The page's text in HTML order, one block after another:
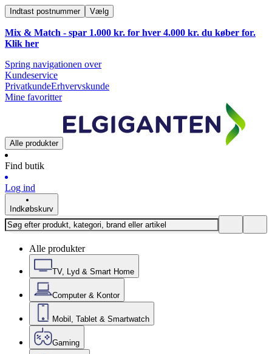
Indtast postnummer Vælg
Mix & Match - spar 1.000 kr. for hver 4.000 kr. du køber for.
Klik her
Spring navigationen over
Kundeservice
PrivatkundeErhvervskunde
Mine favoritter
Alle produkter
Find butik
Log ind
Indkøbskurv
Alle produkter
TV, Lyd & Smart Home
Computer & Kontor
Mobil, Tablet & Smartwatch
Gaming